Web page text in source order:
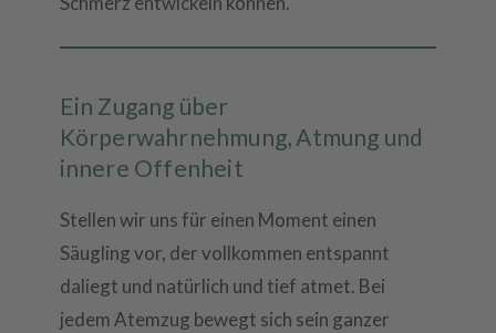
Ein Zugang über
Körperwahrnehmung, Atmung und
innere Offenheit
Stellen wir uns für einen Moment einen
Säugling vor, der vollkommen entspannt
daliegt und natürlich und tief atmet. Bei
jedem Atemzug bewegt sich sein ganzer